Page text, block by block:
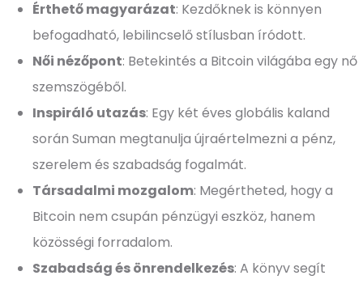
Érthető magyarázat: Kezdőknek is könnyen
befogadható, lebilincselő stílusban íródott.
Női nézőpont: Betekintés a Bitcoin világába egy nő
szemszögéből.
Inspiráló utazás: Egy két éves globális kaland
során Suman megtanulja újraértelmezni a pénz,
szerelem és szabadság fogalmát.
Társadalmi mozgalom: Megértheted, hogy a
Bitcoin nem csupán pénzügyi eszköz, hanem
közösségi forradalom.
Szabadság és önrendelkezés: A könyv segít